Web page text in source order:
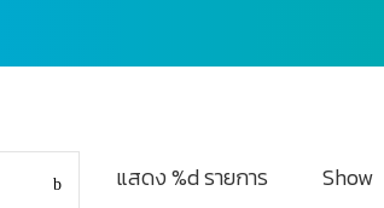
แสดง %d รายการ Show